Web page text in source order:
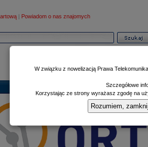
| Powiadom o nas znajomych
Poczekalnia|
W związku z nowelizacją Prawa
Szczegółowe
Korzystając ze strony wyrażasz zgodę na
Rozumiem,